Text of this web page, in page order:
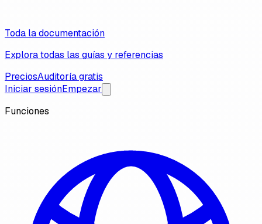
Toda la documentación
Explora todas las guías y referencias
PreciosAuditoría gratis
Iniciar sesiónEmpezar
Funciones